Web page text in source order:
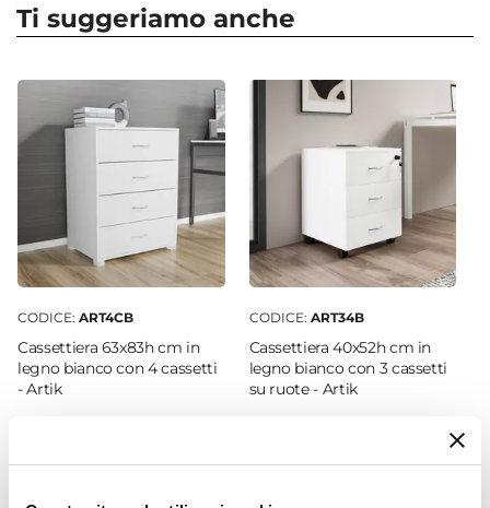
Larghezza
Profondità
54 cm
75 cm
Colore Piano
Bianco
Colore Struttura
Fibra di legno
Materiale Struttura
Ti suggeriamo anche
CODICE: ART4CB
Cassettiera 63x83h cm in
legno bianco con 4 cassetti
- Artik
CODICE: ART34B
Cassettiera 40x52h cm in
legno bianco con 3 cassetti
su ruote - Artik